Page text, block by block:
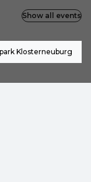
Klosterneuburg
Show all events